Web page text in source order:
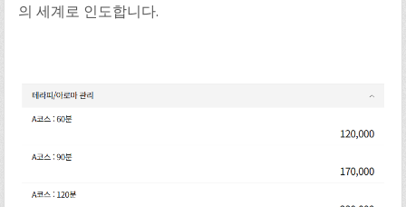
의 세계로 인도합니다.